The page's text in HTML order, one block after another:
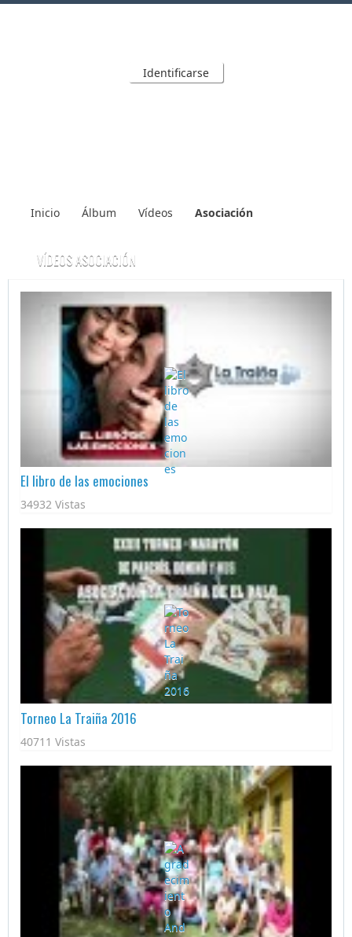
Identificarse
Inicio Álbum Vídeos Asociación
VÍDEOS ASOCIACIÓN
El libro de las emociones
34932 Vistas
Torneo La Traiña 2016
40711 Vistas